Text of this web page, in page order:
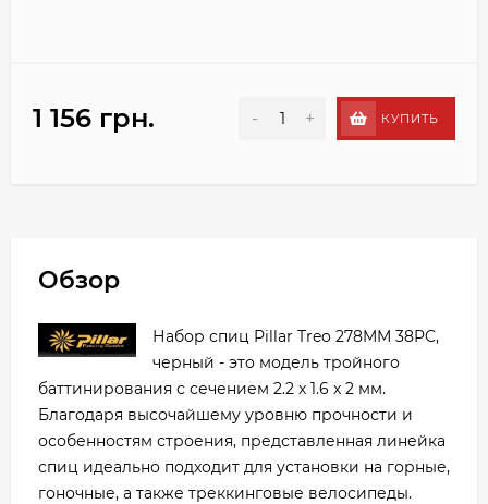
1 156 грн. - + КУПИТЬ
Обзор
Набор спиц Pillar Treo 278MM 38PC,
черный - это модель тройного
баттинирования с сечением 2.2 x 1.6 x 2 мм.
Благодаря высочайшему уровню прочности и
особенностям строения, представленная линейка
спиц идеально подходит для установки на горные,
гоночные, а также треккинговые велосипеды.